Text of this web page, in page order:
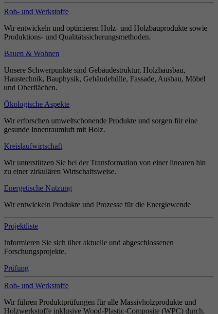
Roh- und Werkstoffe
Wir entwickeln und optimieren Holz- und Holzbauprodukte sowie
Produktions- und Qualitätssicherungsmethoden.
Bauen & Wohnen
Unsere Schwerpunkte sind Gebäudestruktur, Holzhausbau,
Haustechnik, Bauphysik, Gebäudehülle, Fassade, Ausbau, Möbel
und Oberflächen.
Ökologische Aspekte
Wir erforschen umweltschonende Produkte und sorgen für eine
gesunde Innenraumluft mit Holz.
Kreislaufwirtschaft
Wir unterstützen Sie bei der Transformation von einer linearen hin
zu einer zirkulären Wirtschaftsweise.
Energetische Nutzung
Wir entwickeln Produkte und Prozesse für die Energiewende
Projektliste
Informieren Sie sich über aktuelle und abgeschlossenen
Forschungsprojekte.
Prüfung
Roh- und Werkstoffe
Wir führen Produktprüfungen für alle Massivholzprodukte und
Holzwerkstoffe inklusive Wood-Plastic-Composite (WPC) durch.